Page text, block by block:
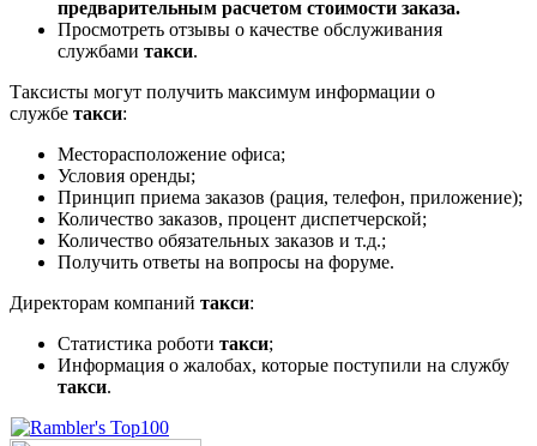
предварительным расчетом стоимости заказа.
Просмотреть отзывы о качестве обслуживания
службами такси.
Таксисты могут получить максимум информации о
службе такси:
Месторасположение офиса;
Условия оренды;
Принцип приема заказов (рация, телефон, приложение);
Количество заказов, процент диспетчерской;
Количество обязательных заказов и т.д.;
Получить ответы на вопросы на форуме.
Директорам компаний такси:
Статистика роботи такси;
Информация о жалобах, которые поступили на службу
такси.